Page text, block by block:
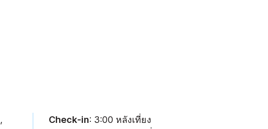
,
Check-in: 3:00 หลังเที่ยง